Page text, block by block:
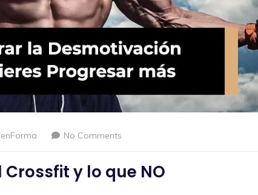
No Comments
Crossfit y lo que NO